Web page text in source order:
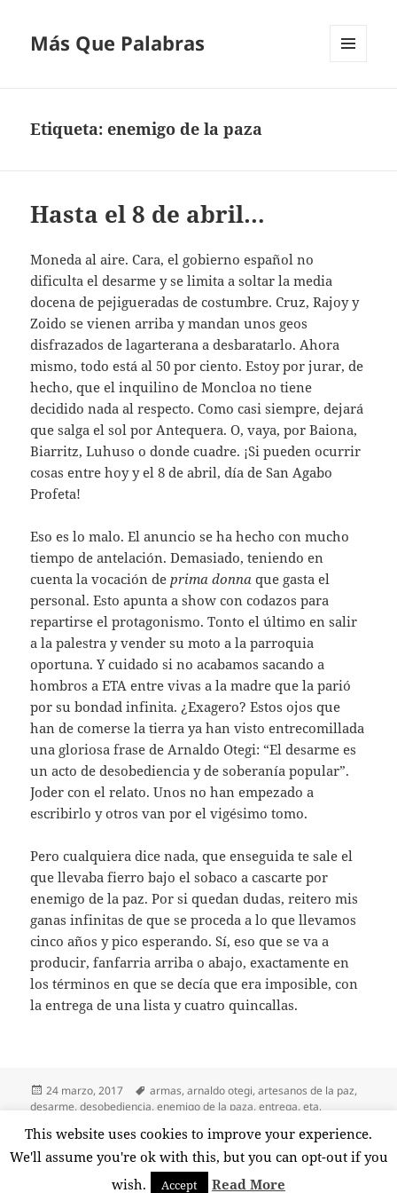
Más Que Palabras
Etiqueta:enemigo de la paza
Hasta el 8 de abril…
Moneda al aire. Cara, el gobierno español no
dificulta el desarme y se limita a soltar la media
docena de pejigueradas de costumbre. Cruz, Rajoy y
Zoido se vienen arriba y mandan unos geos
disfrazados de lagarterana a desbaratarlo. Ahora
mismo, todo está al 50 por ciento. Estoy por jurar, de
hecho, que el inquilino de Moncloa no tiene
decidido nada al respecto. Como casi siempre, dejará
que salga el sol por Antequera. O, vaya, por Baiona,
Biarritz, Luhuso o donde cuadre. ¡Si pueden ocurrir
cosas entre hoy y el 8 de abril, día de San Agabo
Profeta!
Eso es lo malo. El anuncio se ha hecho con mucho
tiempo de antelación. Demasiado, teniendo en
cuenta la vocación deprima donna que gasta el
personal. Esto apunta a show con codazos para
repartirse el protagonismo. Tonto el último en salir
a la palestra y vender su moto a la parroquia
oportuna. Y cuidado si no acabamos sacando a
hombros a ETA entre vivas a la madre que la parió
por su bondad infinita. ¿Exagero? Estos ojos que
han de comerse la tierra ya han visto entrecomillada
una gloriosa frase de Arnaldo Otegi: “El desarme es
un acto de desobediencia y de soberanía popular”.
Joder con el relato. Unos no han empezado a
escribirlo y otros van por el vigésimo tomo.
Pero cualquiera dice nada, que enseguida te sale el
que llevaba fierro bajo el sobaco a cascarte por
enemigo de la paz. Por si quedan dudas, reitero mis
ganas infinitas de que se proceda a lo que llevamos
cinco años y pico esperando. Sí, eso que se va a
producir, fanfarria arriba o abajo, exactamente en
los términos en que se decía que era imposible, con
la entrega de una lista y cuatro quincallas.
Publicado
el
24 marzo, 2017 Etiquetas
armas,arnaldo otegi,artesanos de la paz,
desarme,desobediencia,enemigo de la paza,entrega,eta,
ético ,zulo Deja un comentario en Hasta el 8 de abril…
Funciona gracias a WordPress
This website uses cookies to improve your experience.
We'll assume you're ok with this, but you can opt-out if you
wish.
Accept Read More